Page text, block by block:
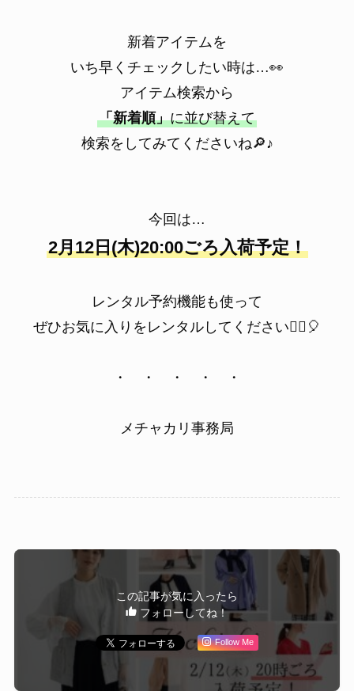
新着アイテムを
いち早くチェックしたい時は…👀
アイテム検索から
「新着順」に並び替えて
検索をしてみてくださいね🔎♪
今回は…
2月12日(木)20:00ごろ入荷予定！
レンタル予約機能も使って
ぜひお気に入りをレンタルしてください💁‍♀️🎈
・ ・ ・ ・ ・
メチャカリ事務局
この記事が気に入ったら
フォローしてね！
Follow Me